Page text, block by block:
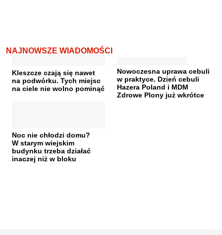
NAJNOWSZE WIADOMOŚCI
Kleszcze czają się nawet
na podwórku. Tych miejsc
na ciele nie wolno pominąć
Nowoczesna uprawa cebuli
w praktyce. Dzień cebuli
Hazera Poland i MDM
Zdrowe Plony już wkrótce
Noc nie chłodzi domu?
W starym wiejskim
budynku trzeba działać
inaczej niż w bloku